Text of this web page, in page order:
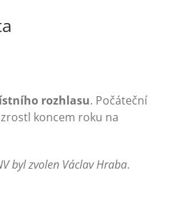
rozhlasu. Počáteční
koncem roku na
byl zvolen Václav Hraba.